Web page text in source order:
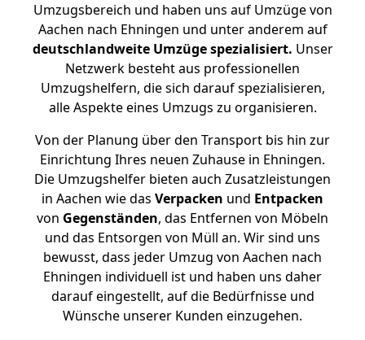
Umzugsbereich und haben uns auf Umzüge von
Aachen nach Ehningen und unter anderem auf
deutschlandweite Umzüge spezialisiert. Unser
Netzwerk besteht aus professionellen
Umzugshelfern, die sich darauf spezialisieren,
alle Aspekte eines Umzugs zu organisieren.
Von der Planung über den Transport bis hin zur
Einrichtung Ihres neuen Zuhause in Ehningen.
Die Umzugshelfer bieten auch Zusatzleistungen
in Aachen wie das Verpacken und Entpacken
von Gegenständen, das Entfernen von Möbeln
und das Entsorgen von Müll an. Wir sind uns
bewusst, dass jeder Umzug von Aachen nach
Ehningen individuell ist und haben uns daher
darauf eingestellt, auf die Bedürfnisse und
Wünsche unserer Kunden einzugehen.